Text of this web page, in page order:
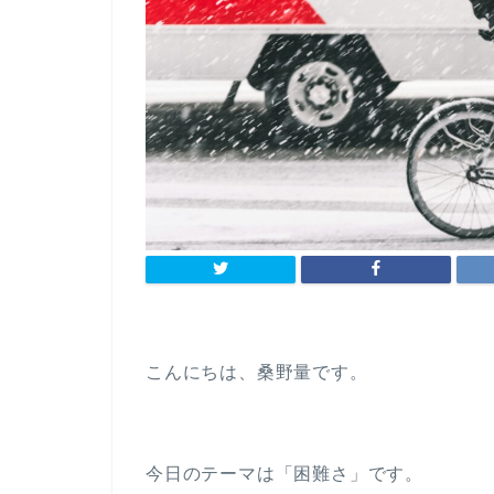
こんにちは、桑野量です。
今日のテーマは「困難さ」です。